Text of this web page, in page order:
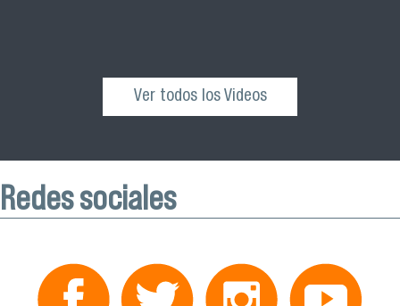
Ver todos los Videos
Redes sociales